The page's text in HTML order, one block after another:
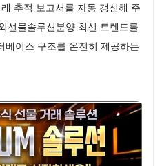
추적 보고서를 자동 갱신해 주
선물솔루션분양 최신 트렌드를
베이스 구조를 온전히 제공하는